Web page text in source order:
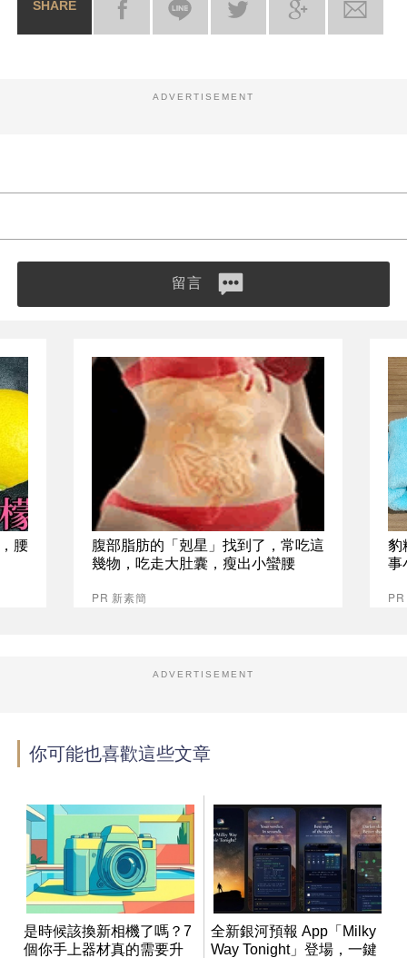
SHARE
ADVERTISEMENT
留言
腰
腹部脂肪的「剋星」找到了，常吃這
幾物，吃走大肚囊，瘦出小蠻腰
PR 新素簡
豹
事
ADVERTISEMENT
你可能也喜歡這些文章
是時候該換新相機了嗎？7
個你手上器材真的需要升
全新銀河預報 App「Milky
Way Tonight」登場，一鍵